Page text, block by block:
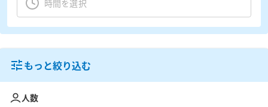
もっと絞り込む
人数